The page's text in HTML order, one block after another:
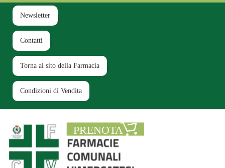
Passa
contenuto
principale
Newsletter
Contatti
Torna al sito della Farmacia
Condizioni di Vendita
Farmacia
Comunale